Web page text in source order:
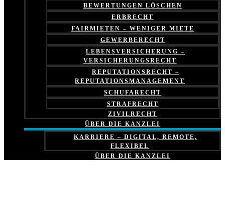
BEWERTUNGEN LÖSCHEN
ERBRECHT
FAIRMIETEN – WENIGER MIETE
GEWERBERECHT
LEBENSVERSICHERUNG –
VERSICHERUNGSRECHT
REPUTATIONSRECHT –
REPUTATIONSMANAGEMENT
SCHUFARECHT
STRAFRECHT
ZIVILRECHT
ÜBER DIE KANZLEI
KARRIERE – DIGITAL, REMOTE,
FLEXIBEL
ÜBER DIE KANZLEI